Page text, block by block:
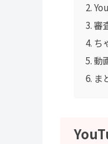
審
ち
動
ま